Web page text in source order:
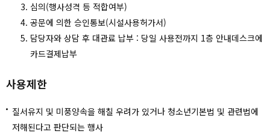
심의(행사성격 등 적합여부)
공문에 의한 승인통보(시설사용허가서)
담당자와 상담 후 대관료 납부 : 당일 사용전까지 1층 안내데스크에
카드결제납부
사용제한
질서유지 및 미풍양속을 해칠 우려가 있거나 청소년기본법 및 관련법에
저해된다고 판단되는 행사